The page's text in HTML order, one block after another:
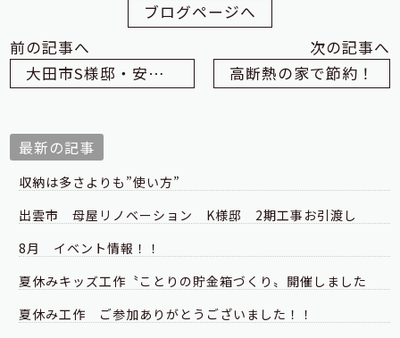
ブログページへ
前の記事へ
大田市S様邸・安全祈願祭でした
次の記事へ
高断熱の家で節約！
最新の記事
収納は多さよりも”使い方”
出雲市 母屋リノベーション K様邸 2期工事お引渡し
8月 イベント情報！！
夏休みキッズ工作〝ことりの貯金箱づくり〟開催しました
夏休み工作 ご参加ありがとうございました！！